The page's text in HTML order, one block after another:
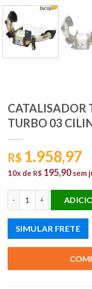
CATALISADOR
TURBO 03
R$ 1.958,97
10x de R$ 195,90 sem
SIMULAR FRETE